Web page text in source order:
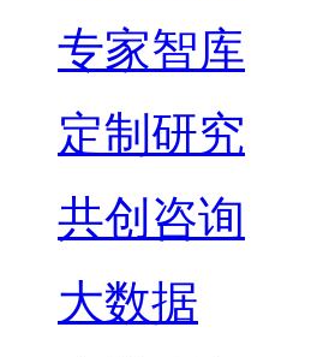
专家智库
定制研究
共创咨询
大数据